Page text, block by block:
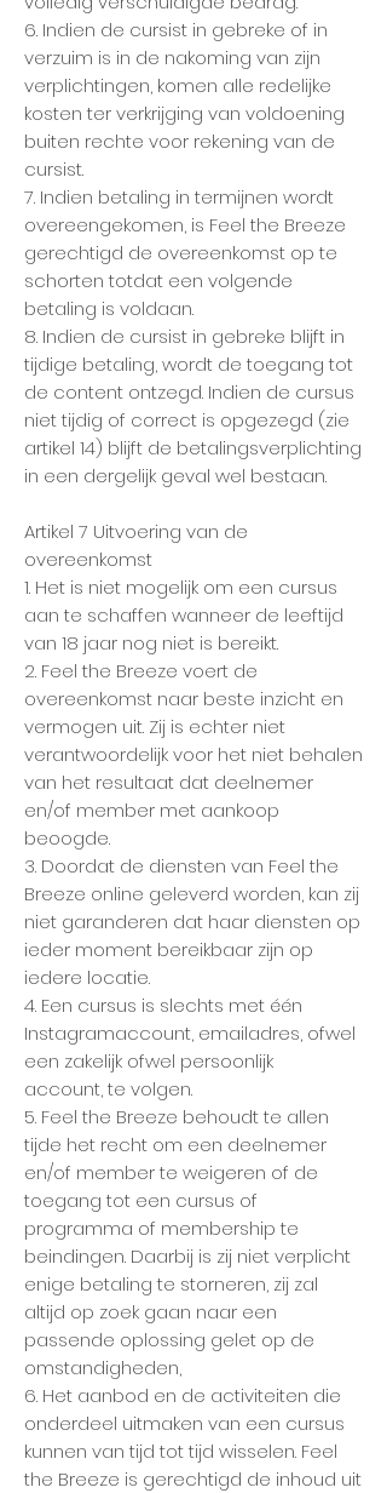
6. Indien de cursist in gebreke of in
verzuim is in de nakoming van zijn
verplichtingen, komen alle redelijke
kosten ter verkrijging van voldoening
buiten rechte voor rekening van de
cursist.
7. Indien betaling in termijnen wordt
overeengekomen, is Feel the Breeze
gerechtigd de overeenkomst op te
schorten totdat een volgende
betaling is voldaan.
8. Indien de cursist in gebreke blijft in
tijdige betaling, wordt de toegang tot
de content ontzegd. Indien de cursus
niet tijdig of correct is opgezegd (zie
artikel 14) blijft de betalingsverplichting
in een dergelijk geval wel bestaan.
Artikel 7 Uitvoering van de
overeenkomst
1. Het is niet mogelijk om een cursus
aan te schaffen wanneer de leeftijd
van 18 jaar nog niet is bereikt.
2. Feel the Breeze voert de
overeenkomst naar beste inzicht en
vermogen uit. Zij is echter niet
verantwoordelijk voor het niet behalen
van het resultaat dat deelnemer
en/of member met aankoop
beoogde.
3. Doordat de diensten van Feel the
Breeze online geleverd worden, kan zij
niet garanderen dat haar diensten op
ieder moment bereikbaar zijn op
iedere locatie.
4. Een cursus is slechts met één
Instagramaccount, emailadres, ofwel
een zakelijk ofwel persoonlijk
account, te volgen.
5. Feel the Breeze behoudt te allen
tijde het recht om een deelnemer
en/of member te weigeren of de
toegang tot een cursus of
programma of membership te
beindingen. Daarbij is zij niet verplicht
enige betaling te storneren, zij zal
altijd op zoek gaan naar een
passende oplossing gelet op de
omstandigheden,
6. Het aanbod en de activiteiten die
onderdeel uitmaken van een cursus
kunnen van tijd tot tijd wisselen. Feel
the Breeze is gerechtigd de inhoud uit